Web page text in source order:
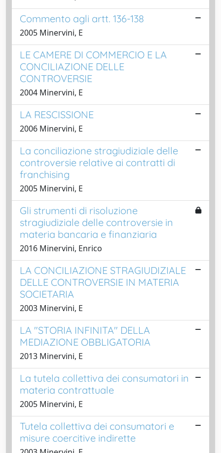
Commento agli artt. 136-138
2005 Minervini, E
LE CAMERE DI COMMERCIO E LA
CONCILIAZIONE DELLE
CONTROVERSIE
2004 Minervini, E
LA RESCISSIONE
2006 Minervini, E
La conciliazione stragiudiziale delle
controversie relative ai contratti di
franchising
2005 Minervini, E
Gli strumenti di risoluzione
stragiudiziale delle controversie in
materia bancaria e finanziaria
2016 Minervini, Enrico
LA CONCILIAZIONE STRAGIUDIZIALE
DELLE CONTROVERSIE IN MATERIA
SOCIETARIA
2003 Minervini, E
LA "STORIA INFINITA" DELLA
MEDIAZIONE OBBLIGATORIA
2013 Minervini, E
La tutela collettiva dei consumatori in
materia contrattuale
2005 Minervini, E
Tutela collettiva dei consumatori e
misure coercitive indirette